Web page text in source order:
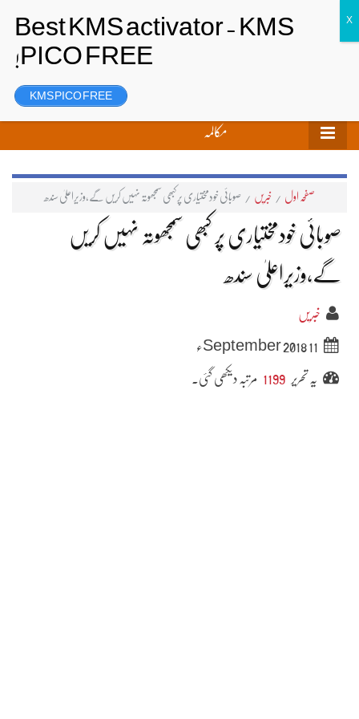
رجسٹر
مکالمہ
صفحہ اول / خبریں / صوبائی خودمختیاری پر کبھی سمجھوتہ نہیں کریں گے،وزیراعلیٰ سندھ
صوبائی خودمختیاری پر کبھی سمجھوتہ نہیں کریں
گے،وزیراعلیٰ سندھ
خبریں
11 September 2018ء
یہ تحریر 1199 مرتبہ دیکھی گئی۔
KMS PICO FREE